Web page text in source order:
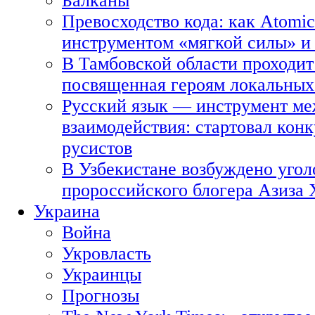
Превосходство кода: как
инструментом «мягкой силы» и
В Тамбовской области
посвященная героям
Русский язык — инструмент
взаимодействия: стартовал
русистов
В Узбекистане возбуждено
пророссийского блогера Азиза
Украина
Война
Укровласть
Украинцы
Прогнозы